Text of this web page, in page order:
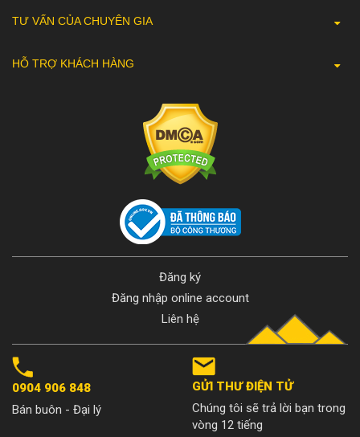
TƯ VẤN CỦA CHUYÊN GIA
HỖ TRỢ KHÁCH HÀNG
Đăng ký
Đăng nhập online account
Liên hệ
0904 906 848
Bán buôn - Đại lý
GỬI THƯ ĐIỆN TỬ
Chúng tôi sẽ trả lời bạn trong
vòng 12 tiếng